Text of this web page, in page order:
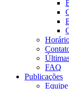
FAQ
Publicações
Equipe